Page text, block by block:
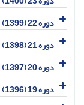
دوره 22 (1399)
دوره 21 (1398)
دوره 20 (1397)
دوره 19 (1396)